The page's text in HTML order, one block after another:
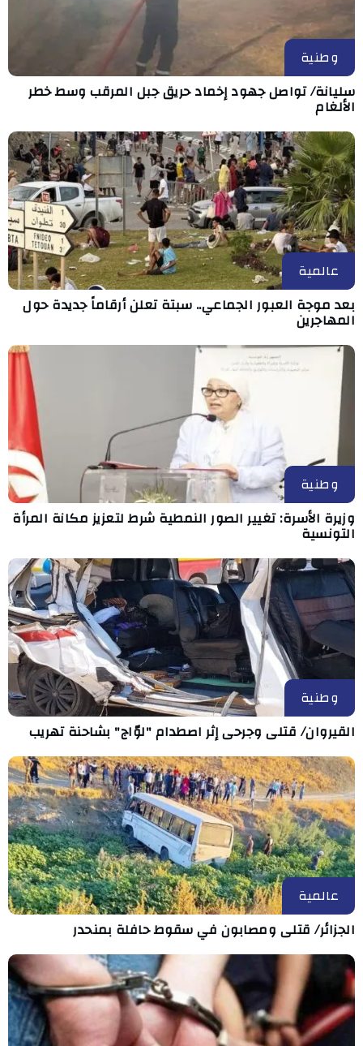
وطنية
سليانة/ تواصل جهود إخماد حريق جبل المرقب وسط خطر
الألغام
عالمية
بعد موجة العبور الجماعي.. سبتة تعلن أرقاماً جديدة حول
المهاجرين
وطنية
وزيرة الأسرة: تغيير الصور النمطية شرط لتعزيز مكانة المرأة
التونسية
وطنية
القيروان/ قتلى وجرحى إثر اصطدام "لوّاج" بشاحنة تهريب
عالمية
الجزائر/ قتلى ومصابون في سقوط حافلة بمنحدر